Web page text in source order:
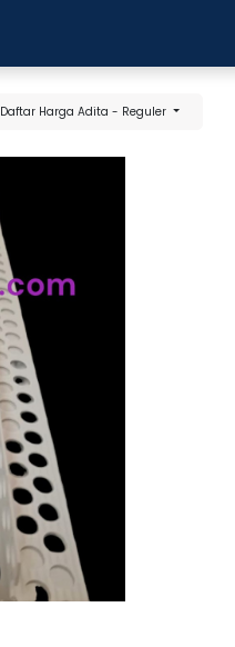
Daftar Harga Adita - Reguler